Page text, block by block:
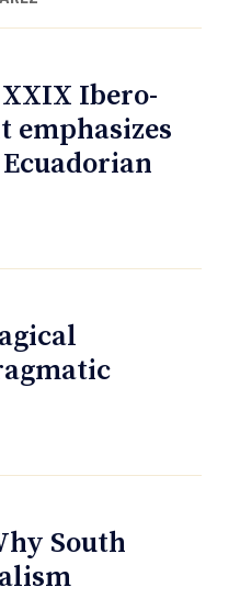
Ibero-
emphasizes
South